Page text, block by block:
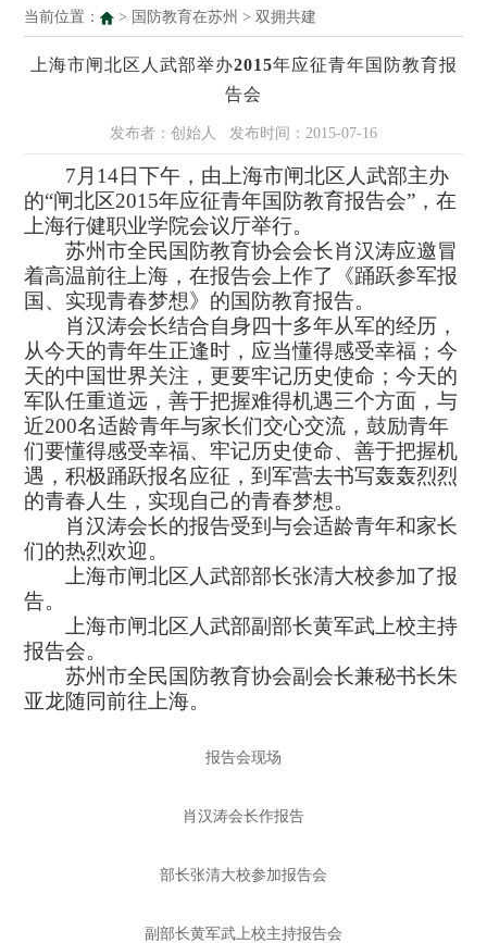
当前位置： > 国防教育在苏州 >双拥共建
上海市闸北区人武部举办2015年应征青年国防教育报
告会
发布者：创始人 发布时间：2015-07-16
7 月 14日下午，由上海市闸北区人武部主办
的“闸北区2015年应征青年国防教育报告会”，在
上海行健职业学院会议厅举行。
苏州市全民国防教育协会会长肖汉涛应邀冒
着高温前往上海，在报告会上作了《踊跃参军报
国、实现青春梦想》的国防教育报告。
肖汉涛会长结合自身四十多年从军的经历，
从今天的青年生正逢时，应当懂得感受幸福；今
天的中国世界关注，更要牢记历史使命；今天的
军队任重道远，善于把握难得机遇三个方面，与
近200名适龄青年与家长们交心交流，鼓励青年
们要懂得感受幸福、牢记历史使命、善于把握机
遇，积极踊跃报名应征，到军营去书写轰轰烈烈
的青春人生，实现自己的青春梦想。
肖汉涛会长的报告受到与会适龄青年和家长
们的热烈欢迎。
上海市闸北区人武部部长张清大校参加了报
告。
上海市闸北区人武部副部长黄军武上校主持
报告会。
苏州市全民国防教育协会副会长兼秘书长朱
亚龙随同前往上海。
报告会现场
肖汉涛会长作报告
部长张清大校参加报告会
副部长黄军武上校主持报告会